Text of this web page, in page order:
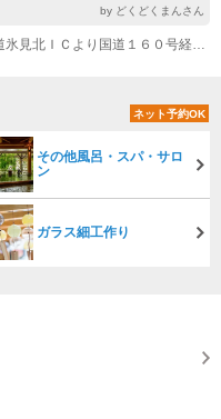
by どくどくまんさん
(1)氷見北ＩＣから車で5分（能越自動車道氷見北ＩＣより国道１６０号経由）
ネット予約OK
その他風呂・スパ・サロ
ン
ガラス細工作り